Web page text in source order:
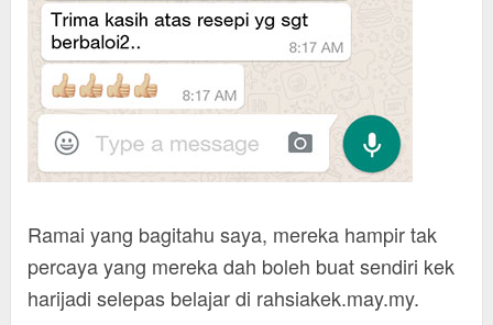
Ramai yang bagitahu saya, mereka hampir tak
percaya yang mereka dah boleh buat sendiri kek
harijadi selepas belajar di rahsiakek.may.my.